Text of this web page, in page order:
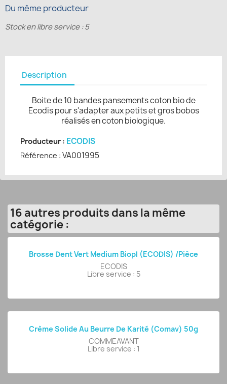
Du même producteur
Stock en libre service : 5
Description
Boite de 10 bandes pansements coton bio de
Ecodis pour s'adapter aux petits et gros bobos
réalisés en coton biologique.
Producteur : ECODIS
Référence : VA001995
16 autres produits dans la même
catégorie :
Brosse Dent Vert Medium Biopl (ECODIS) /pièce
ECODIS
Libre service : 5
Crème Solide Au Beurre De Karité (comav) 50g
COMMEAVANT
Libre service : 1